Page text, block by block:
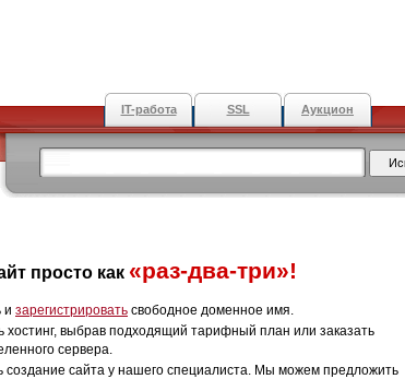
IT-работа SSL Аукцион
просто как «раз-два-три»!
и зарегистрировать свободное доменное имя.
хостинг, выбрав подходящий тарифный план или заказать
сервера.
создание сайта у нашего специалиста. Мы можем предложить